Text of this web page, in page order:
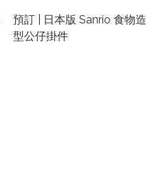
預訂 | 日本版 Sanrio 食物造
型公仔掛件